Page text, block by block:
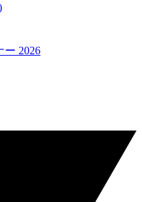
ー 2026